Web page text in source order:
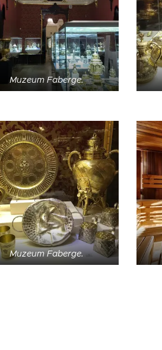
Muzeum Faberge.
Muzeum Faberge.